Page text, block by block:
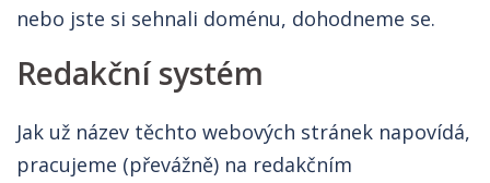
nebo jste si sehnali doménu, dohodneme se.
Redakční systém
Jak už název těchto webových stránek napovídá,
pracujeme (převážně) na redakčním